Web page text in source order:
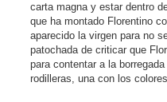
carta magna y estar dentro
que ha montado Florentino
aparecido la virgen para no
patochada de criticar que
para contentar a la
rodilleras, una con los